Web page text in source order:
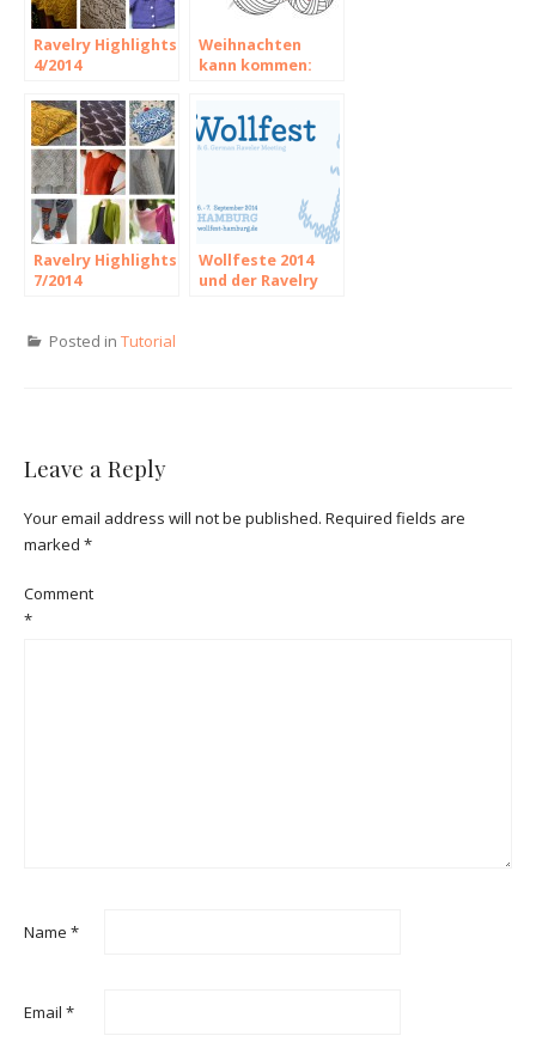
Ravelry Highlights
4/2014
Weihnachten
kann kommen:
Ravelry
Ravelry Highlights
7/2014
Wollfeste 2014
und der Ravelry
Posted in Tutorial
Leave a Reply
Your email address will not be published. Required fields are
marked *
Comment
*
Name *
Email *